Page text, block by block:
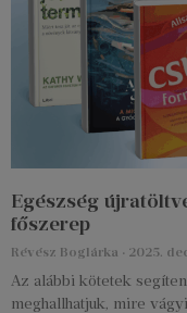
Egészség
főszerep
Révész Boglárka 2025.
Az alábbi kötetek
meghallhatjuk, mire